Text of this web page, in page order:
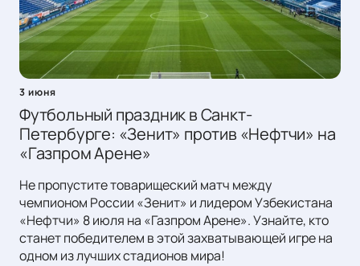
3 июня
Футбольный праздник в Санкт-
Петербурге: «Зенит» против «Нефтчи» на
«Газпром Арене»
Не пропустите товарищеский матч между
чемпионом России «Зенит» и лидером Узбекистана
«Нефтчи» 8 июля на «Газпром Арене». Узнайте, кто
станет победителем в этой захватывающей игре на
одном из лучших стадионов мира!